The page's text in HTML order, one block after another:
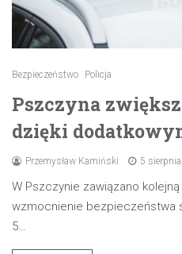
Bezpieczeństwo Policja
Pszczyna
dzięki
Przemysław Kamiński 5
W Pszczynie zawiązano
wzmocnienie bezpieczeństwa
5…